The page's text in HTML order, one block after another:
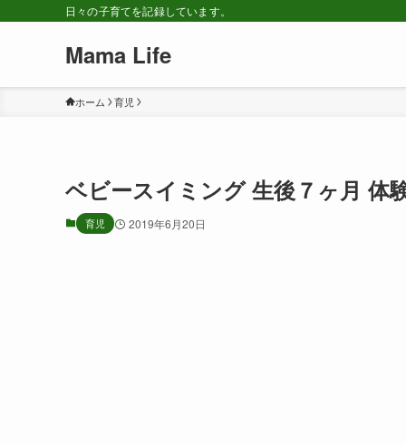
日々の子育てを記録しています。
Mama Life
ホーム 育児
ベビースイミング 生後７ヶ月 体
育児 2019年6月20日